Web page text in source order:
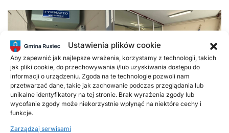
Ustawienia plików cookie
Aby zapewnić jak najlepsze wrażenia, korzystamy z technologii, takich
jak pliki cookie, do przechowywania i/lub uzyskiwania dostępu do
informacji o urządzeniu. Zgoda na te technologie pozwoli nam
przetwarzać dane, takie jak zachowanie podczas przeglądania lub
unikalne identyfikatory na tej stronie. Brak wyrażenia zgody lub
wycofanie zgody może niekorzystnie wpłynąć na niektóre cechy i
funkcje.
Zarządzaj serwisami